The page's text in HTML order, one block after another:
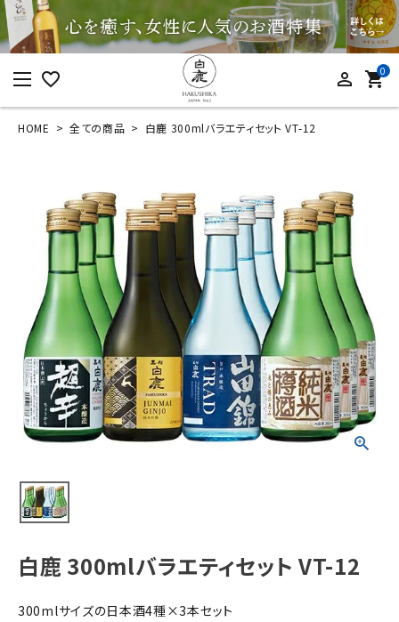
favorite_border person_outline 0
shopping_cart
ログイン 新規会員登録
白鹿 300mlバラエテ
ィセット VT-12
6,603
カテゴリーから探す
すべての商品
食品
酒器
キーワードから探す
HOME 全ての商品 白鹿 300mlバラエティセット VT-12
白鹿 300mlバラエティセット VT-12
300mlサイズの日本酒4種×3本セット